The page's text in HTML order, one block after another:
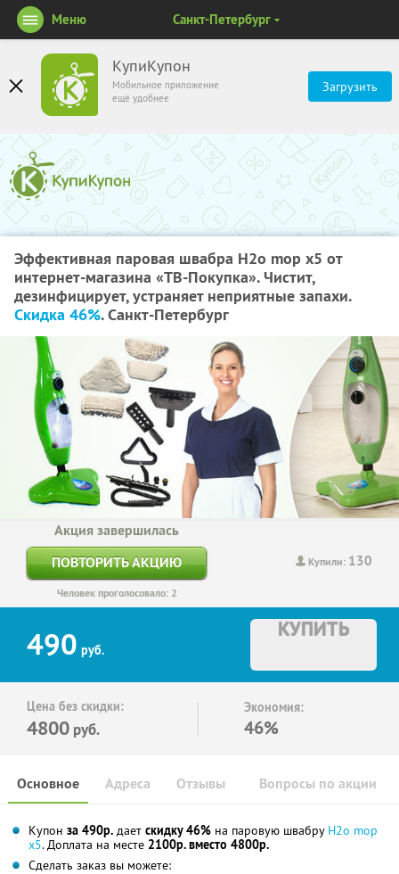
КупиКупон
Мобильное приложение
ещё удобнее
Загрузить
Меню Санкт-Петербург
Эффективная паровая швабра H2o mop x5 от
интернет-магазина «ТВ-Покупка». Чистит,
дезинфицирует, устраняет неприятные запахи.
Скидка 46%. Санкт-Петербург
Купили: 130
Акция завершилась
ПОВТОРИТЬ АКЦИЮ
Человек проголосовало: 2
490 руб.
КУПИТЬ
Цена без скидки:
4800 руб.
Экономия:
46%
Основное Отзывы Вопросы по акции
Адреса
Купон за 490р. дает скидку 46% на паровую швабру H2o mop
x5. Доплата на месте 2100р. вместо 4800р.
Сделать заказ вы можете: